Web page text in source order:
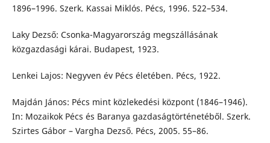
1896–1996. Szerk. Kassai Miklós. Pécs, 1996. 522–534.
Laky Dezső: Csonka-Magyarország megszállásának
közgazdasági kárai. Budapest, 1923.
Lenkei Lajos: Negyven év Pécs életében. Pécs, 1922.
Majdán János: Pécs mint közlekedési központ (1846–1946).
In: Mozaikok Pécs és Baranya gazdaságtörténetéből. Szerk.
Szirtes Gábor – Vargha Dezső. Pécs, 2005. 55–86.